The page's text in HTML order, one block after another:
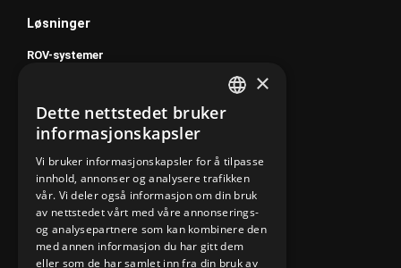
Løsninger
ROV-systemer
Service
Karriere
Om oss
Bærekraft
NORWEGIAN
×
Dette nettstedet bruker
informasjonskapsler
Vi bruker informasjonskapsler for å tilpasse
innhold, annonser og analysere trafikken
vår. Vi deler også informasjon om din bruk
av nettstedet vårt med våre annonserings-
og analysepartnere som kan kombinere den
med annen informasjon du har gitt dem
eller som de har samlet inn fra din bruk av